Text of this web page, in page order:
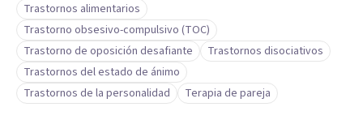
Trastornos alimentarios
Trastorno obsesivo-compulsivo (TOC)
Trastorno de oposición desafiante
Trastornos disociativos
Trastornos del estado de ánimo
Trastornos de la personalidad
Terapia de pareja